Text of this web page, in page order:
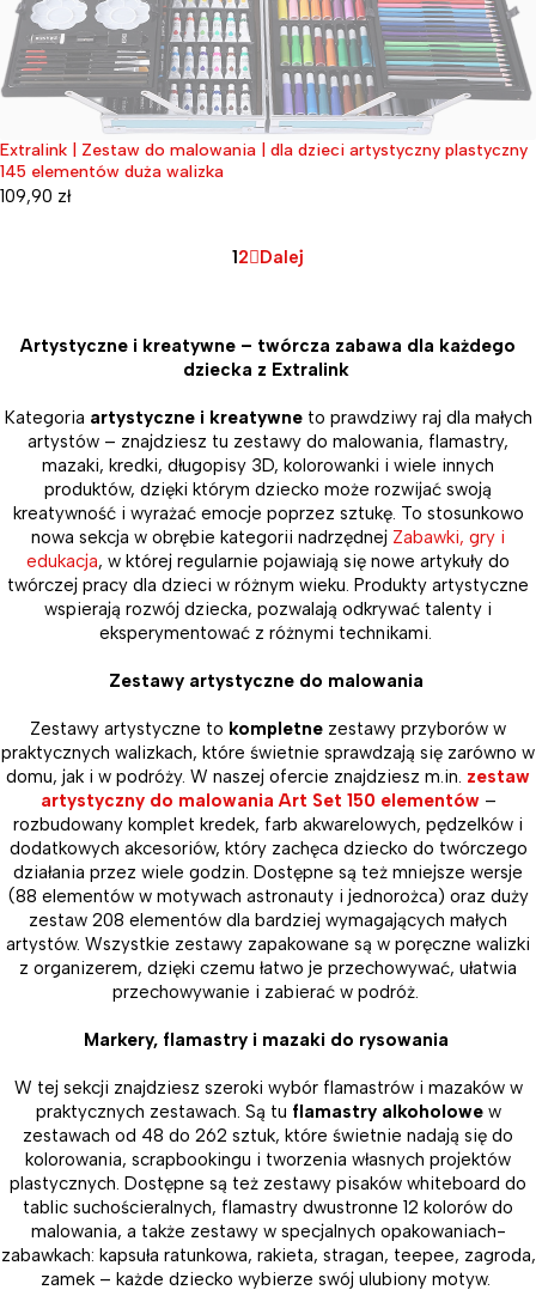
Wyprzedane
Extralink | Zestaw do malowania | dla dzieci artystyczny plastyczny
145 elementów duża walizka
109,90 zł
12 Dalej
Artystyczne i kreatywne – twórcza zabawa dla każdego
dziecka z Extralink
Kategoria artystyczne i kreatywneto prawdziwy raj dla małych
artystów – znajdziesz tu zestawy do malowania, flamastry,
mazaki, kredki, długopisy 3D, kolorowanki i wiele innych
produktów, dzięki którym dziecko może rozwijać swoją
kreatywność i wyrażać emocje poprzez sztukę. To stosunkowo
nowa sekcja w obrębie kategorii nadrzędnej Zabawki, gry i
edukacja, w której regularnie pojawiają się nowe artykuły do
twórczej pracy dla dzieci w różnym wieku. Produkty artystyczne
wspierają rozwój dziecka, pozwalają odkrywać talenty i
eksperymentować z różnymi technikami.
Zestawy artystyczne do malowania
Zestawy artystyczne to kompletne zestawy przyborów w
praktycznych walizkach, które świetnie sprawdzają się zarówno w
domu, jak i w podróży. W naszej ofercie znajdziesz m.in. zestaw
artystyczny do malowania Art Set 150 elementów–
rozbudowany komplet kredek, farb akwarelowych, pędzelków i
dodatkowych akcesoriów, który zachęca dziecko do twórczego
działania przez wiele godzin. Dostępne są też mniejsze wersje
(88 elementów w motywach astronauty i jednorożca) oraz duży
zestaw 208 elementów dla bardziej wymagających małych
artystów. Wszystkie zestawy zapakowane są w poręczne walizki
z organizerem, dzięki czemu łatwo je przechowywać, ułatwia
przechowywanie i zabierać w podróż.
Markery, flamastry i mazaki do rysowania
W tej sekcji znajdziesz szeroki wybór flamastrów i mazaków w
praktycznych zestawach. Są tu flamastry alkoholowew
zestawach od 48 do 262 sztuk, które świetnie nadają się do
kolorowania, scrapbookingu i tworzenia własnych projektów
plastycznych. Dostępne są też zestawy pisaków whiteboard do
tablic suchościeralnych, flamastry dwustronne 12 kolorów do
malowania, a także zestawy w specjalnych opakowaniach-
zabawkach: kapsuła ratunkowa, rakieta, stragan, teepee, zagroda,
zamek – każde dziecko wybierze swój ulubiony motyw.